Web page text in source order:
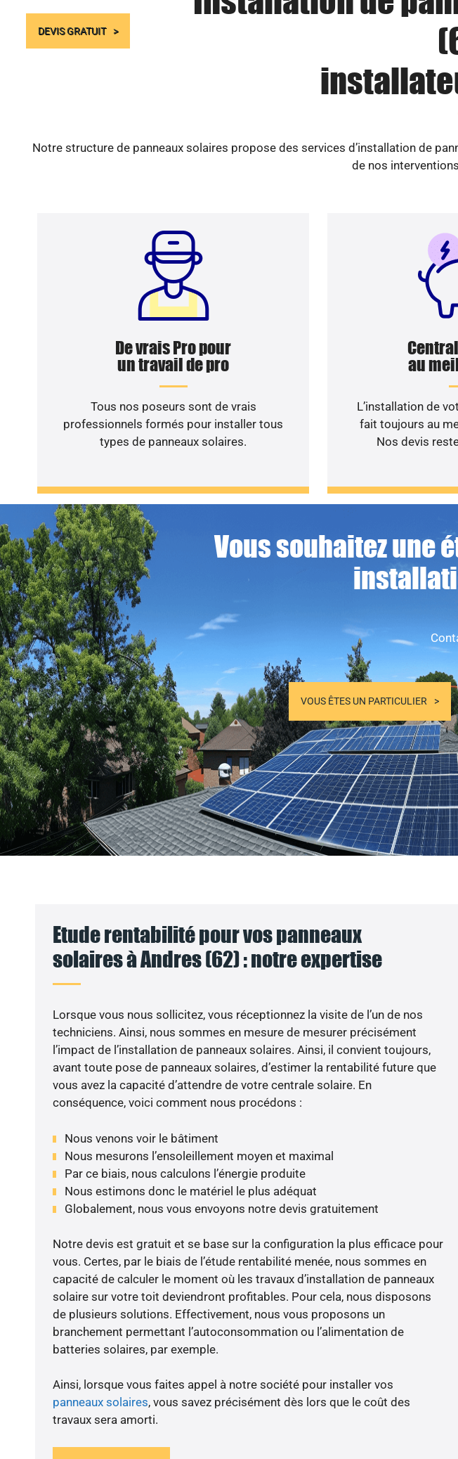
DEVIS GRATUIT
Notre structure de panneaux solaires propose des services d’installation de
de nos
De vrais Pro pour
un travail de pro
Tous nos poseurs sont de vrais
professionnels formés pour installer tous
types de panneaux solaires.
au
L’installation de
fait toujours au
Nos devis
Vous souhaitez une
VOUS ÊTES UN PARTICULIER
Etude rentabilité pour vos panneaux
solaires à Andres (62) : notre expertise
Lorsque vous nous sollicitez, vous réceptionnez la visite de l’un de nos
techniciens. Ainsi, nous sommes en mesure de mesurer précisément
l’impact de l’installation de panneaux solaires. Ainsi, il convient toujours,
avant toute pose de panneaux solaires, d’estimer la rentabilité future que
vous avez la capacité d’attendre de votre centrale solaire. En
conséquence, voici comment nous procédons :
Nous venons voir le bâtiment
Nous mesurons l’ensoleillement moyen et maximal
Par ce biais, nous calculons l’énergie produite
Nous estimons donc le matériel le plus adéquat
Globalement, nous vous envoyons notre devis gratuitement
Notre devis est gratuit et se base sur la configuration la plus efficace pour
vous. Certes, par le biais de l’étude rentabilité menée, nous sommes en
capacité de calculer le moment où les travaux d’installation de panneaux
solaire sur votre toit deviendront profitables. Pour cela, nous disposons
de plusieurs solutions. Effectivement, nous vous proposons un
branchement permettant l’autoconsommation ou l’alimentation de
batteries solaires, par exemple.
Ainsi, lorsque vous faites appel à notre société pour installer vos
panneaux solaires, vous savez précisément dès lors que le coût des
travaux sera amorti.